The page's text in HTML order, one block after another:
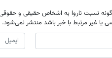
نسبت ناروا به اشخاص حقیقی و
یا غیر مرتبط با خبر باشد منتشر نمی‌شود.